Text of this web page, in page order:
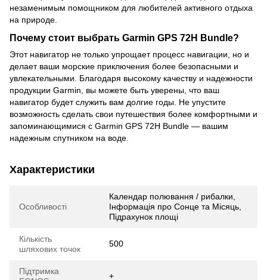
незаменимым помощником для любителей активного отдыха
на природе.
Почему стоит выбрать Garmin GPS 72H Bundle?
Этот навигатор не только упрощает процесс навигации, но и
делает ваши морские приключения более безопасными и
увлекательными. Благодаря высокому качеству и надежности
продукции Garmin, вы можете быть уверены, что ваш
навигатор будет служить вам долгие годы. Не упустите
возможность сделать свои путешествия более комфортными и
запоминающимися с Garmin GPS 72H Bundle — вашим
надежным спутником на воде.
Характеристики
Особливості
Календар полювання / рибалки,
Інформація про Сонце та Місяць,
Підрахунок площі
Кількість
шляхових точок
500
Підтримка
+